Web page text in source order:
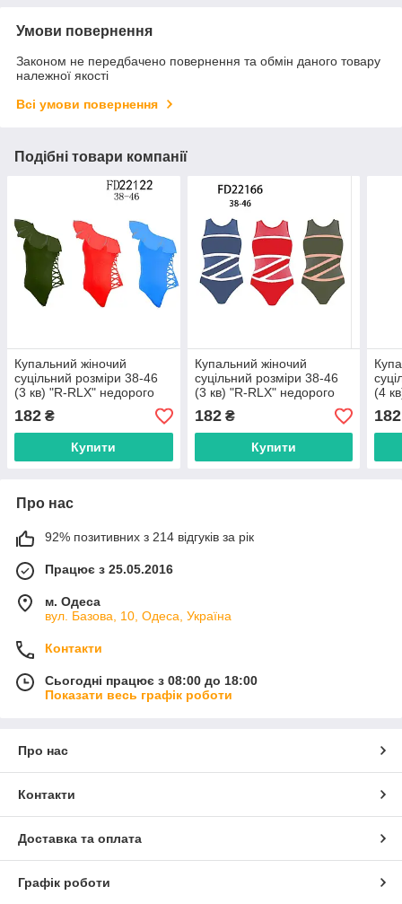
Умови повернення
Законом не передбачено повернення та обмін даного товару
належної якості
Всі умови повернення
Подібні товари компанії
Купальний жіночий
суцільний розміри 38-46
(3 кв) "R-RLX" недорого
від прямого
постачальника
182 ₴
Купити
Купальний жіночий
суцільний розміри 38-46
(3 кв) "R-RLX" недорого
від прямого
постачальника
182₴
Купити
(4
від
182
Про нас
92% позитивних з 214 відгуків за рік
Працює з 25.05.2016
м. Одеса
вул. Базова, 10, Одеса, Україна
Контакти
Сьогодні працює з 08:00 до 18:00
Показати весь графік роботи
Про нас
Контакти
Доставка та оплата
Графік роботи